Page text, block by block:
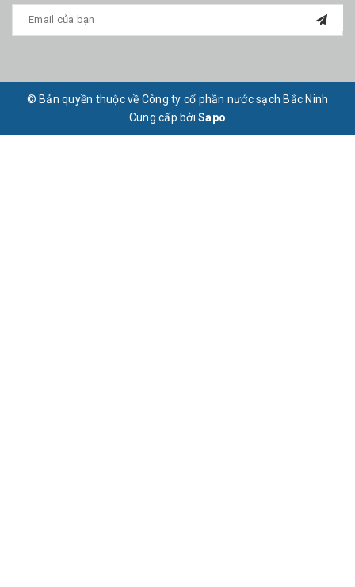
© Bản quyền thuộc về Công ty cổ phần nước sạch Bắc Ninh
Cung cấp bởiSapo